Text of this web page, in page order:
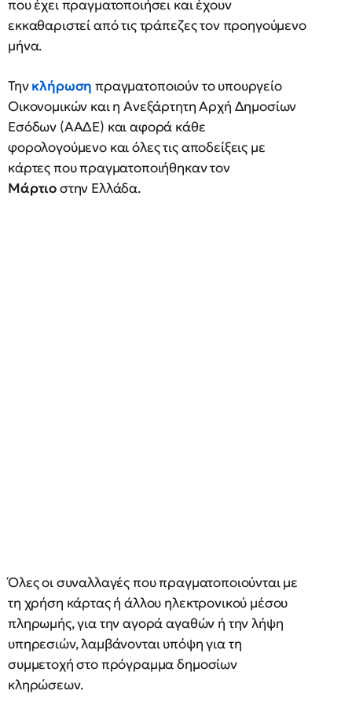
που έχει πραγματοποιήσει και έχουν
εκκαθαριστεί από τις τράπεζες τον προηγούμενο
μήνα.
Τηνκλήρωσηπραγματοποιούν το υπουργείο
Οικονομικών και η Ανεξάρτητη Αρχή Δημοσίων
Εσόδων (ΑΑΔΕ) και αφορά κάθε
φορολογούμενο και όλες τις αποδείξεις με
κάρτες που πραγματοποιήθηκαν τον
Μάρτιοστην Ελλάδα.
Όλες οι συναλλαγές που πραγματοποιούνται με
τη χρήση κάρτας ή άλλου ηλεκτρονικού μέσου
πληρωμής, για την αγορά αγαθών ή την λήψη
υπηρεσιών, λαμβάνονται υπόψη για τη
συμμετοχή στο πρόγραμμα δημοσίων
κληρώσεων.